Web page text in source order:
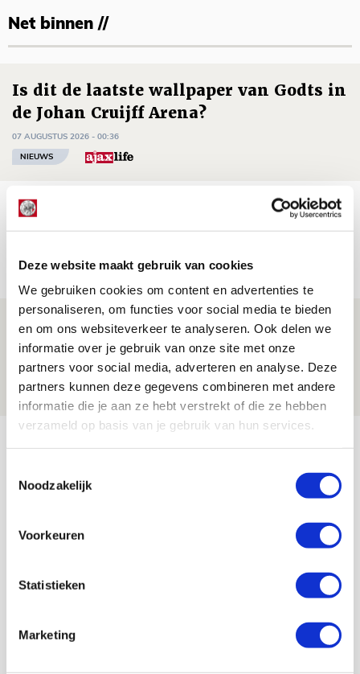
Deze website maakt gebruik van cookies
We gebruiken cookies om content en advertenties te
personaliseren, om functies voor social media te bieden
en om ons websiteverkeer te analyseren. Ook delen we
informatie over je gebruik van onze site met onze
partners voor social media, adverteren en analyse. Deze
partners kunnen deze gegevens combineren met andere
informatie die je aan ze hebt verstrekt of die ze hebben
verzameld op basis van je gebruik van hun services.
Noodzakelijk
Voorkeuren
Statistieken
Marketing
Net binnen //
Is dit de laatste wallpaper van Godts in
de Johan Cruijff Arena?
07 AUGUSTUS 2026 - 00:36
NIEUWS
Trotse Klaassen: ‘Vierhonderd duels
voor mijn club is heel speciaal’
Ajax zet Shelbourne eenvoudig opzij en
reist met vertrouwen naar Dublin
06 AUGUSTUS 2026 - 21:52
NIEUWS
Bekijk meer
AUG
11